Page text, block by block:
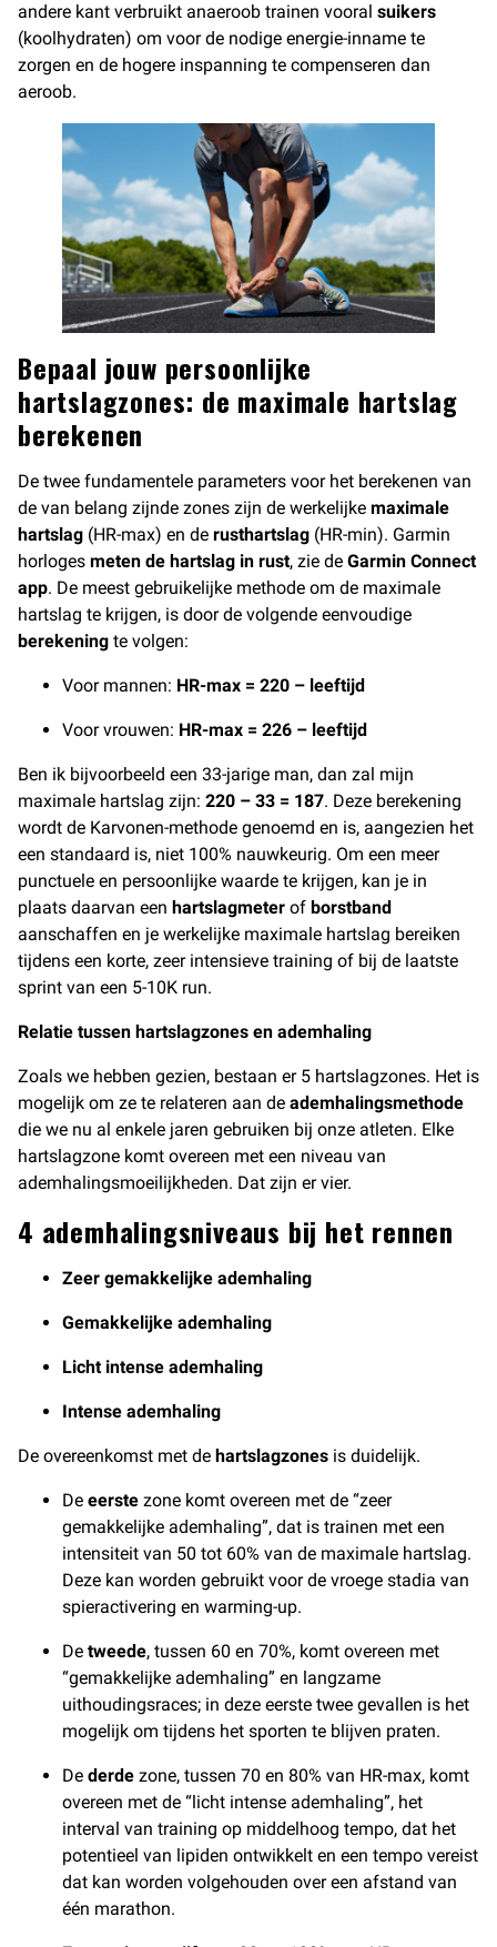
andere kant verbruikt anaeroob trainen vooral suikers
(koolhydraten) om voor de nodige energie-inname te
zorgen en de hogere inspanning te compenseren dan
aeroob.
Bepaal jouw persoonlijke
hartslagzones: de maximale hartslag
berekenen
De twee fundamentele parameters voor het berekenen van
de van belang zijnde zones zijn de werkelijke maximale
hartslag (HR-max) en de rusthartslag (HR-min). Garmin
horloges meten de hartslag in rust, zie de Garmin Connect
app. De meest gebruikelijke methode om de maximale
hartslag te krijgen, is door de volgende eenvoudige
berekening te volgen:
Voor mannen: HR-max = 220 – leeftijd
Voor vrouwen: HR-max = 226 – leeftijd
Ben ik bijvoorbeeld een 33-jarige man, dan zal mijn
maximale hartslag zijn: 220 – 33 = 187. Deze berekening
wordt de Karvonen-methode genoemd en is, aangezien het
een standaard is, niet 100% nauwkeurig. Om een ​​meer
punctuele en persoonlijke waarde te krijgen, kan je in
plaats daarvan een hartslagmeter of borstband
aanschaffen en je werkelijke maximale hartslag bereiken
tijdens een korte, zeer intensieve training of bij de laatste
sprint van een 5-10K run.
Relatie tussen hartslagzones en ademhaling
Zoals we hebben gezien, bestaan er 5 hartslagzones. Het is
mogelijk om ze te relateren aan de ademhalingsmethode
die we nu al enkele jaren gebruiken bij onze atleten. Elke
hartslagzone komt overeen met een niveau van
ademhalingsmoeilijkheden. Dat zijn er vier.
4 ademhalingsniveaus bij het rennen
Zeer gemakkelijke ademhaling
Gemakkelijke ademhaling
Licht intense ademhaling
Intense ademhaling
De overeenkomst met de hartslagzones is duidelijk.
De eerste zone komt overeen met de “zeer
gemakkelijke ademhaling”, dat is trainen met een
intensiteit van 50 tot 60% van de maximale hartslag.
Deze kan worden gebruikt voor de vroege stadia van
spieractivering en warming-up.
De tweede, tussen 60 en 70%, komt overeen met
“gemakkelijke ademhaling” en langzame
uithoudingsraces; in deze eerste twee gevallen is het
mogelijk om tijdens het sporten te blijven praten.
De derde zone, tussen 70 en 80% van HR-max, komt
overeen met de “licht intense ademhaling”, het
interval van training op middelhoog tempo, dat het
potentieel van lipiden ontwikkelt en een tempo vereist
dat kan worden volgehouden over een afstand van
één marathon.